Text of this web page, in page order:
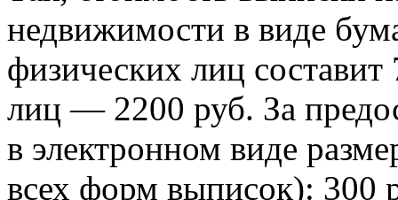
недвижимости в виде
физических лиц
лиц — 2200 руб. За
в электронном виде
всех форм выписок): 300